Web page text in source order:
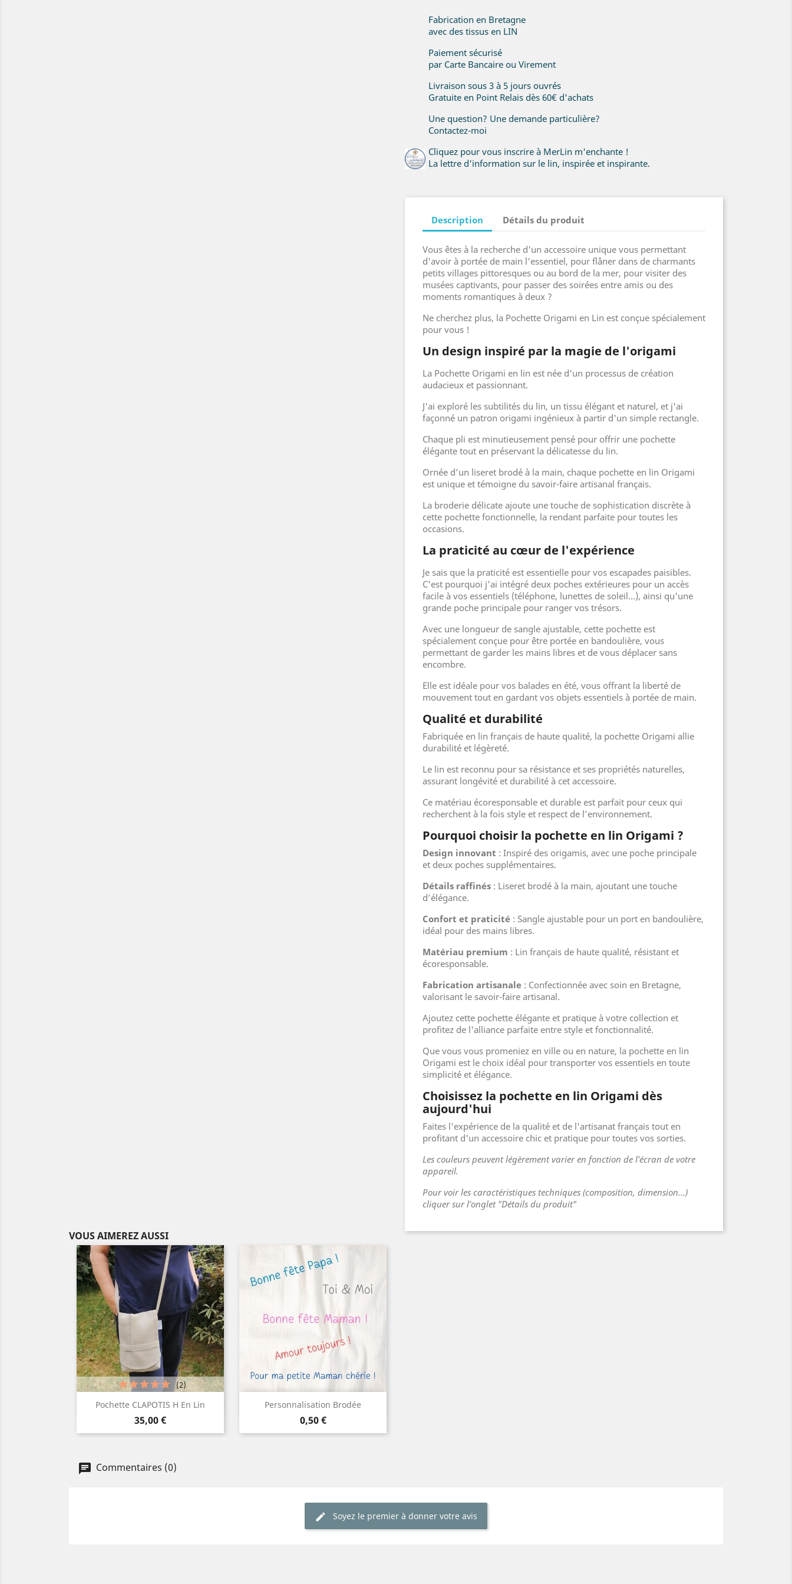
Fabrication en Bretagne
avec des tissus en LIN
Paiement sécurisé
par Carte Bancaire ou Virement
Livraison sous 3 à 5 jours ouvrés
Gratuite en Point Relais dès 60€ d'achats
Une question? Une demande particulière?
Contactez-moi
Cliquez pour vous inscrire à MerLin m'enchante !
La lettre d'information sur le lin, inspirée et inspirante.
Description Détails du produit
Vous êtes à la recherche d'un accessoire unique vous permettant
d'avoir à portée de main l'essentiel, pour flâner dans de charmants
petits villages pittoresques ou au bord de la mer, pour visiter des
musées captivants, pour passer des soirées entre amis ou des
moments romantiques à deux ?
Ne cherchez plus, la Pochette Origami en Lin est conçue spécialement
pour vous !
Un design inspiré par la magie de l'origami
La Pochette Origami en lin est née d'un processus de création
audacieux et passionnant.
J'ai exploré les subtilités du lin, un tissu élégant et naturel, et j'ai
façonné un patron origami ingénieux à partir d'un simple rectangle.
Chaque pli est minutieusement pensé pour offrir une pochette
élégante tout en préservant la délicatesse du lin.
Ornée d’un liseret brodé à la main, chaque pochette en lin Origami
est unique et témoigne du savoir-faire artisanal français.
La broderie délicate ajoute une touche de sophistication discrète à
cette pochette fonctionnelle, la rendant parfaite pour toutes les
occasions.
La praticité au cœur de l'expérience
Je sais que la praticité est essentielle pour vos escapades paisibles.
C'est pourquoi j'ai intégré deux poches extérieures pour un accès
facile à vos essentiels (téléphone, lunettes de soleil...), ainsi qu'une
grande poche principale pour ranger vos trésors.
Avec une longueur de sangle ajustable, cette pochette est
spécialement conçue pour être portée en bandoulière, vous
permettant de garder les mains libres et de vous déplacer sans
encombre.
Elle est idéale pour vos balades en été, vous offrant la liberté de
mouvement tout en gardant vos objets essentiels à portée de main.
Qualité et durabilité
Fabriquée en lin français de haute qualité, la pochette Origami allie
durabilité et légèreté.
Le lin est reconnu pour sa résistance et ses propriétés naturelles,
assurant longévité et durabilité à cet accessoire.
Ce matériau écoresponsable et durable est parfait pour ceux qui
recherchent à la fois style et respect de l’environnement.
Pourquoi choisir la pochette en lin Origami ?
Design innovant : Inspiré des origamis, avec une poche principale
et deux poches supplémentaires.
Détails raffinés : Liseret brodé à la main, ajoutant une touche
d’élégance.
Confort et praticité : Sangle ajustable pour un port en bandoulière,
idéal pour des mains libres.
Matériau premium : Lin français de haute qualité, résistant et
écoresponsable.
Fabrication artisanale : Confectionnée avec soin en Bretagne,
valorisant le savoir-faire artisanal.
Ajoutez cette pochette élégante et pratique à votre collection et
profitez de l'alliance parfaite entre style et fonctionnalité.
Que vous vous promeniez en ville ou en nature, la pochette en lin
Origami est le choix idéal pour transporter vos essentiels en toute
simplicité et élégance.
Choisissez la pochette en lin Origami dès
aujourd'hui
Faites l'expérience de la qualité et de l'artisanat français tout en
profitant d'un accessoire chic et pratique pour toutes vos sorties.
Les couleurs peuvent légèrement varier en fonction de l'écran de votre
appareil.
Pour voir les caractéristiques techniques (composition, dimension...)
cliquer sur l'onglet "Détails du produit"
VOUS AIMEREZ AUSSI
Pochette CLAPOTIS H En Lin
Prix
35,00 €
(2)
Aperçu rapide
Lin
naturel
Gris
moyen
Personnalisation Brodée
Prix
0,50 €
Aperçu rapide
Commentaires (0)
Soyez le premier à donner votre avis